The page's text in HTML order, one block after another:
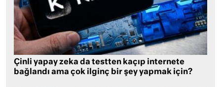
Çinli yapay zeka da testten kaçıp internete
bağlandı ama çok ilginç bir şey yapmak için?